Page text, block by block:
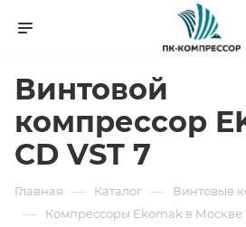
Винтовой
компрессор
CD VST 7
Главная — Каталог — Винтовые
— Компрессоры Ekomak в Москве